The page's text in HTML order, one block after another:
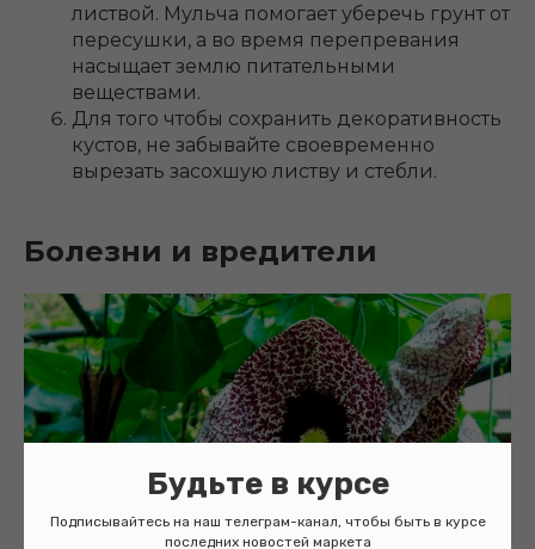
Будьте в курсе
Подписывайтесь на наш телеграм-канал, чтобы быть в курсе
последних новостей маркета
листвой. Мульча помогает уберечь грунт от
пересушки, а во время перепревания
насыщает землю питательными
веществами.
Для того чтобы сохранить декоративность
кустов, не забывайте своевременно
вырезать засохшую листву и стебли.
Болезни и вредители